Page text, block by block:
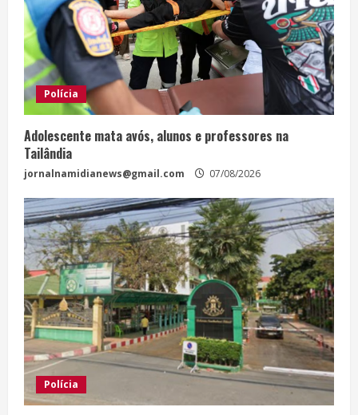
Polícia
Adolescente mata avós, alunos e professores na
Tailândia
jornalnamidianews@gmail.com 07/08/2026
Polícia